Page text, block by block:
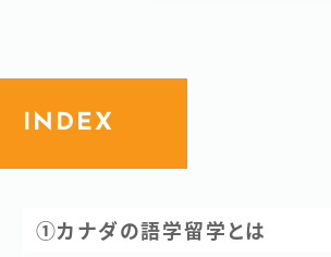
お申し込みから留学まで
INDEX
①カナダの語学留学とは